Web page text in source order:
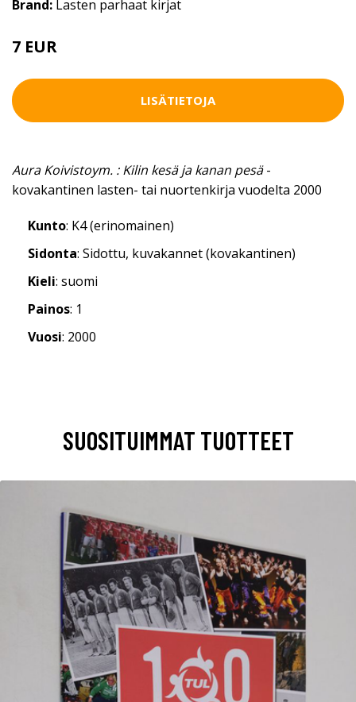
Brand: Lasten parhaat kirjat
7 EUR
LISÄTIETOJA
Aura Koivistoym. : Kilin kesä ja kanan pesä-
kovakantinen lasten- tai nuortenkirja vuodelta 2000
Kunto: K4 (erinomainen)
Sidonta: Sidottu, kuvakannet (kovakantinen)
Kieli: suomi
Painos: 1
Vuosi: 2000
SUOSITUIMMAT TUOTTEET